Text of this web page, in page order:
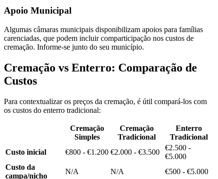
Apoio Municipal
Algumas câmaras municipais disponibilizam apoios para famílias
carenciadas, que podem incluir comparticipação nos custos de
cremação. Informe-se junto do seu município.
Cremação vs Enterro: Comparação de
Custos
Para contextualizar os preços da cremação, é útil compará-los com
os custos do enterro tradicional:
Cremação
Simples
Cremação
Tradicional
Enterro
Tradicional
Custo inicial
€800 - €1.200 €2.000 - €3.500
€2.500 -
€5.000
Custo da
campa/nicho
N/A N/A
€500 - €5.000